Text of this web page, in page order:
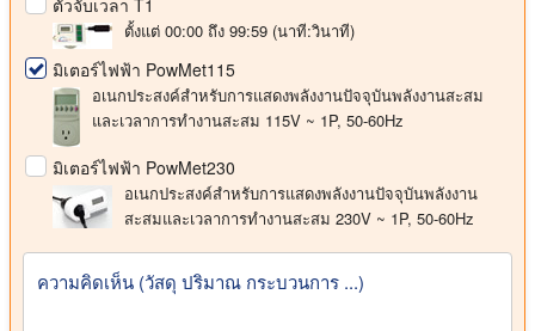
ตัวจับเวลา T1
ตั้งแต่ 00:00 ถึง 99:59 (นาที:วินาที)
มิเตอร์ไฟฟ้า PowMet115
อเนกประสงค์สําหรับการแสดงพลังงานปัจจุบันพลังงานสะสม
และเวลาการทํางานสะสม 115V ~ 1P, 50-60Hz
มิเตอร์ไฟฟ้า PowMet230
อเนกประสงค์สําหรับการแสดงพลังงานปัจจุบันพลังงาน
สะสมและเวลาการทํางานสะสม 230V ~ 1P, 50-60Hz
ความคิดเห็น (วัสดุ ปริมาณ กระบวนการ ...)